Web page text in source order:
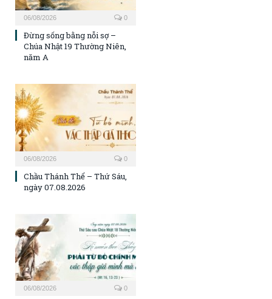
06/08/2026 0
Đừng sống bằng nỗi sợ –
Chúa Nhật 19 Thường Niên,
năm A
06/08/2026 0
Chầu Thánh Thể – Thứ Sáu,
ngày 07.08.2026
06/08/2026 0